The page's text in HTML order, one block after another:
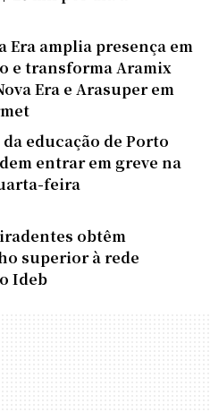
Era amplia presença em
e transforma Aramix
Era e Arasuper em
educação de Porto
entrar em greve na
feira
obtêm
superior à rede
Ideb